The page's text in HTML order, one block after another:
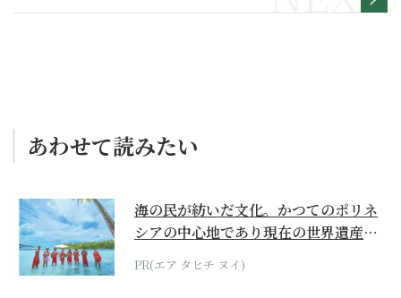
あわせて読みたい
海の民が紡いだ文化。かつてのポリネ
シアの中心地であり現在の世界遺産か
らみえてくる...
PR(エア タヒチ ヌイ)